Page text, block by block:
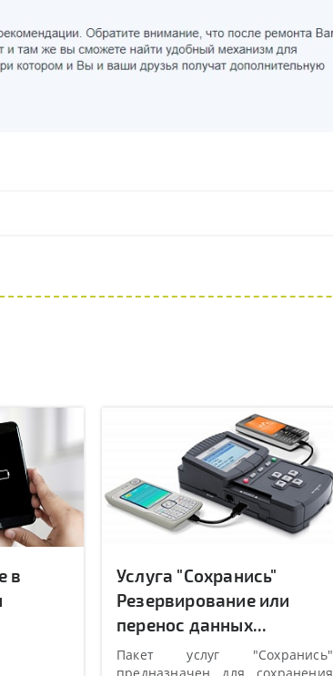
в
Услуга "Сохранись"
Резервирование или
перенос данных...
Пакет услуг "Сохранись"